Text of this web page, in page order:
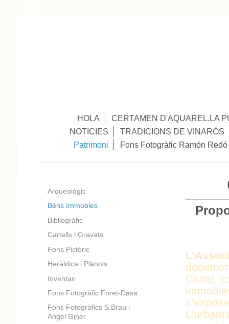
HOLA
CERTAMEN D'AQUAREL.LA
NOTICIES
TRADICIONS DE VINARÒS
Patrimoni
Fons Fotogràfic Ramón Redó
Ciutat,
Arqueològic
Béns Immobles
Bibliogràfic
Cartells i Gravats
Fons Pictóric
Heràldica i Plànols
Inventari
Fons Fotogràfic Foret-Dasa
Fons Fotográfics S.Brau i
Angel Giner